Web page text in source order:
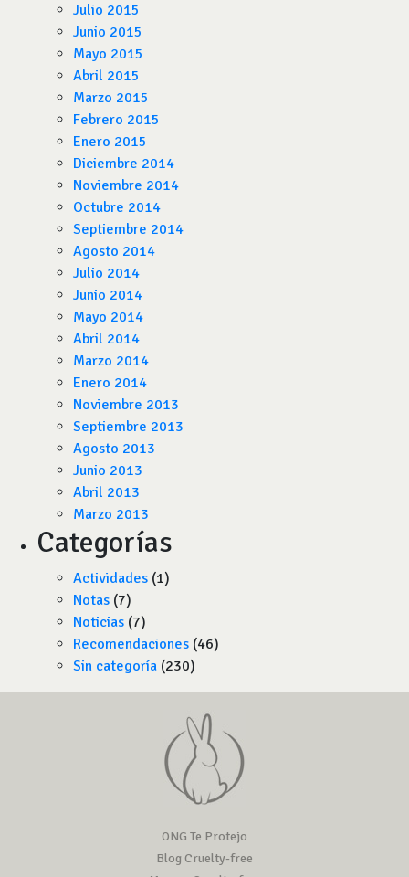
Julio 2015
Junio 2015
Mayo 2015
Abril 2015
Marzo 2015
Febrero 2015
Enero 2015
Diciembre 2014
Noviembre 2014
Octubre 2014
Septiembre 2014
Agosto 2014
Julio 2014
Junio 2014
Mayo 2014
Abril 2014
Marzo 2014
Enero 2014
Noviembre 2013
Septiembre 2013
Agosto 2013
Junio 2013
Abril 2013
Marzo 2013
Categorías
Actividades (1)
Notas (7)
Noticias (7)
Recomendaciones (46)
Sin categoría (230)
ONG Te Protejo
Blog Cruelty-free